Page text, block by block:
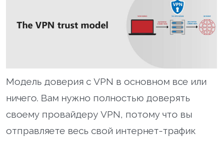
Модель доверия с VPN в основном все или
ничего. Вам нужно полностью доверять
своему провайдеру VPN, потому что вы
отправляете весь свой интернет-трафик